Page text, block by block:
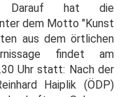
Darauf hat die
dem Motto "Kunst
aus dem örtlichen
findet am
Uhr statt: Nach der
Haiplik (ÖDP)